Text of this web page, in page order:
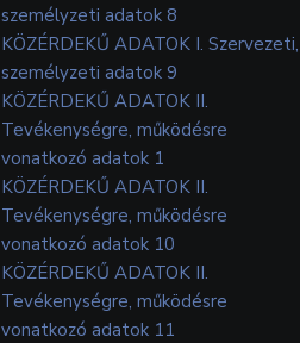
személyzeti adatok 8
KÖZÉRDEKŰ ADATOK I. Szervezeti,
személyzeti adatok 9
KÖZÉRDEKŰ ADATOK II.
Tevékenységre, működésre
vonatkozó adatok 1
KÖZÉRDEKŰ ADATOK II.
Tevékenységre, működésre
vonatkozó adatok 10
KÖZÉRDEKŰ ADATOK II.
Tevékenységre, működésre
vonatkozó adatok 11